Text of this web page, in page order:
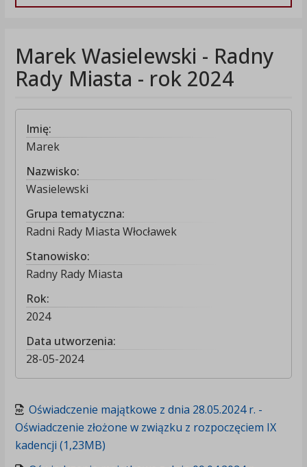
Marek Wasielewski - Radny
Rady Miasta - rok 2024
Imię:
Marek
Nazwisko:
Wasielewski
Grupa tematyczna:
Radni Rady Miasta Włocławek
Stanowisko:
Radny Rady Miasta
Rok:
2024
Data utworzenia:
28-05-2024
Oświadczenie majątkowe z dnia 28.05.2024 r. -
Oświadczenie złożone w związku z rozpoczęciem IX
kadencji (1,23MB)